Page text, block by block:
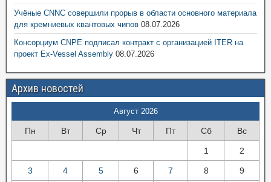
Учёные CNNC совершили прорыв в области основного материала
для кремниевых квантовых чипов 08.07.2026
Консорциум CNPE подписал контракт с организацией ITER на
проект Ex-Vessel Assembly 08.07.2026
Архив новостей
Август 2026
Пн Вт Ср Чт Пт Сб Вс
1 2
3 4 5 6 7 8 9